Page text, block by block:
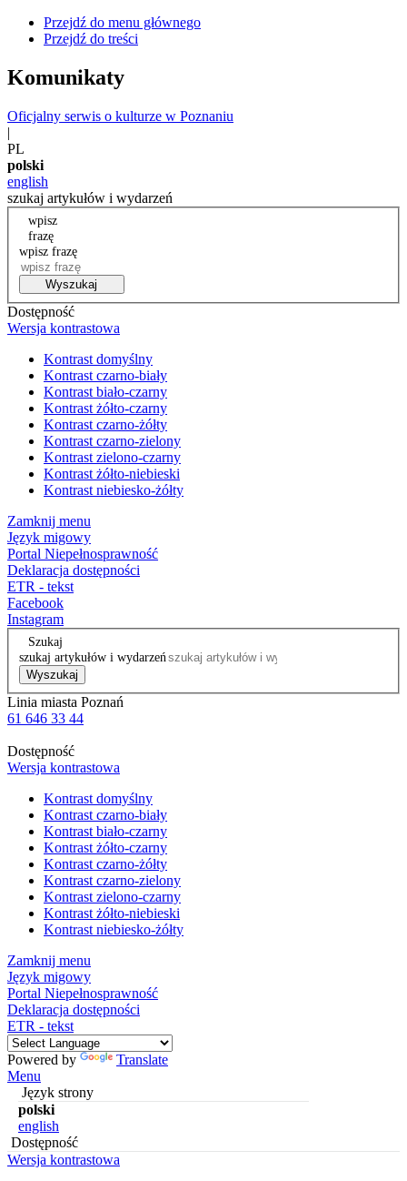
Przejdź do menu głównego
Przejdź do treści
Komunikaty
Oficjalny serwis o kulturze w Poznaniu
|
PL
polski
english
szukaj artykułów i wydarzeń
wpisz
frazę
wpisz frazę
Wyszukaj
Dostępność
Wersja kontrastowa
Kontrast domyślny
Kontrast czarno-biały
Kontrast biało-czarny
Kontrast żółto-czarny
Kontrast czarno-żółty
Kontrast czarno-zielony
Kontrast zielono-czarny
Kontrast żółto-niebieski
Kontrast niebiesko-żółty
Zamknij menu
Język migowy
Portal Niepełnosprawność
Deklaracja dostępności
ETR - tekst
Facebook
Instagram
Szukaj
szukaj artykułów i wydarzeń
Wyszukaj
Linia miasta Poznań
61 646 33 44
Dostępność
Wersja kontrastowa
Kontrast domyślny
Kontrast czarno-biały
Kontrast biało-czarny
Kontrast żółto-czarny
Kontrast czarno-żółty
Kontrast czarno-zielony
Kontrast zielono-czarny
Kontrast żółto-niebieski
Kontrast niebiesko-żółty
Zamknij menu
Język migowy
Portal Niepełnosprawność
Deklaracja dostępności
ETR - tekst
Powered by
Translate
Menu
Język strony
polski
english
Dostępność
Wersja kontrastowa